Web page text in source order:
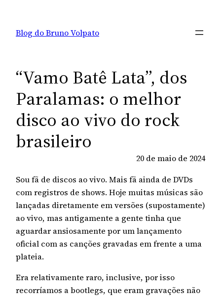
Blog do Bruno Volpato
“Vamo Batê Lata”, dos
Paralamas: o melhor
disco ao vivo do rock
brasileiro
20 de maio de 2024
Sou fã de discos ao vivo. Mais fã ainda de DVDs
com registros de shows. Hoje muitas músicas são
lançadas diretamente em versões (supostamente)
ao vivo, mas antigamente a gente tinha que
aguardar ansiosamente por um lançamento
oficial com as canções gravadas em frente a uma
plateia.
Era relativamente raro, inclusive, por isso
recorríamos a bootlegs, que eram gravações não